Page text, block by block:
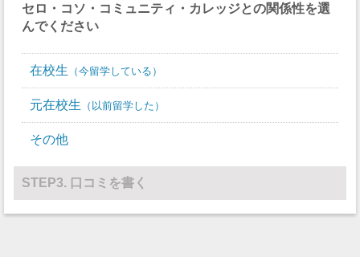
テニス
バレーボール 0 9
水球 0 0
セロ・コソ・コミュニティ・カレッジとの関係性を選
んでください
在校生 今留学している
元在校生 以前留学した
その他
STEP3. 口コミを書く